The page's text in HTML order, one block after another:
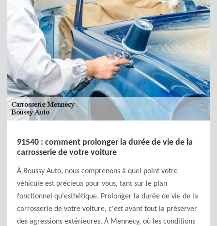
91540 : comment prolonger la durée de vie de la
carrosserie de votre voiture
À Boussy Auto, nous comprenons à quel point votre
véhicule est précieux pour vous, tant sur le plan
fonctionnel qu'esthétique. Prolonger la durée de vie de la
carrosserie de votre voiture, c'est avant tout la préserver
des agressions extérieures. À Mennecy, où les conditions